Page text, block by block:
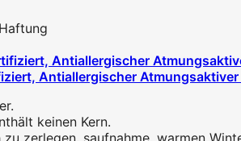
Antiallergischer
keinen Kern.